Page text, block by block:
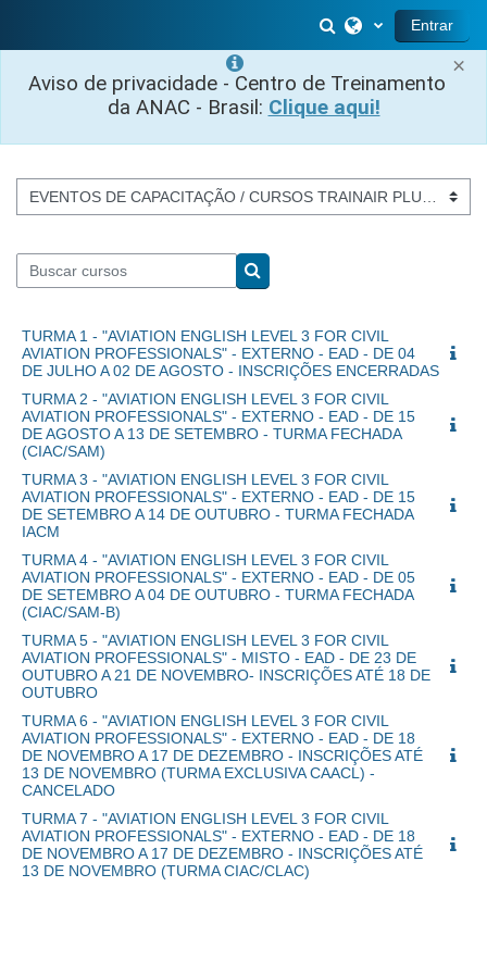
×
Aviso de privacidade - Centro de Treinamento
da ANAC - Brasil: Clique aqui!
Alternar entrada
Entrar
Categorias de Cursos
Buscar cursos
Buscar cursos
TURMA 1 - "AVIATION ENGLISH LEVEL 3 FOR CIVIL
AVIATION PROFESSIONALS" - EXTERNO - EAD - DE 04
DE JULHO A 02 DE AGOSTO - INSCRIÇÕES ENCERRADAS
TURMA 2 - "AVIATION ENGLISH LEVEL 3 FOR CIVIL
AVIATION PROFESSIONALS" - EXTERNO - EAD - DE 15
DE AGOSTO A 13 DE SETEMBRO - TURMA FECHADA
(CIAC/SAM)
TURMA 3 - "AVIATION ENGLISH LEVEL 3 FOR CIVIL
AVIATION PROFESSIONALS" - EXTERNO - EAD - DE 15
DE SETEMBRO A 14 DE OUTUBRO - TURMA FECHADA
IACM
TURMA 4 - "AVIATION ENGLISH LEVEL 3 FOR CIVIL
AVIATION PROFESSIONALS" - EXTERNO - EAD - DE 05
DE SETEMBRO A 04 DE OUTUBRO - TURMA FECHADA
(CIAC/SAM-B)
TURMA 5 - "AVIATION ENGLISH LEVEL 3 FOR CIVIL
AVIATION PROFESSIONALS" - MISTO - EAD - DE 23 DE
OUTUBRO A 21 DE NOVEMBRO- INSCRIÇÕES ATÉ 18 DE
OUTUBRO
TURMA 6 - "AVIATION ENGLISH LEVEL 3 FOR CIVIL
AVIATION PROFESSIONALS" - EXTERNO - EAD - DE 18
DE NOVEMBRO A 17 DE DEZEMBRO - INSCRIÇÕES ATÉ
13 DE NOVEMBRO (TURMA EXCLUSIVA CAACL) -
CANCELADO
TURMA 7 - "AVIATION ENGLISH LEVEL 3 FOR CIVIL
AVIATION PROFESSIONALS" - EXTERNO - EAD - DE 18
DE NOVEMBRO A 17 DE DEZEMBRO - INSCRIÇÕES ATÉ
13 DE NOVEMBRO (TURMA CIAC/CLAC)